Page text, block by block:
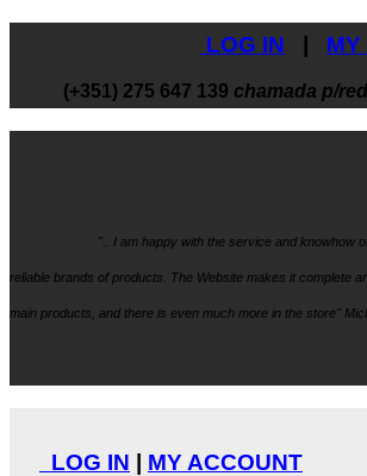
LOG IN MY
(+351) 275 647 139 chamada p/
".. I am happy with the service and knowhow
reliable brands of products. The Website makes it complete
main products, and there is even much more in the store"
LOG IN MY ACCOUNT